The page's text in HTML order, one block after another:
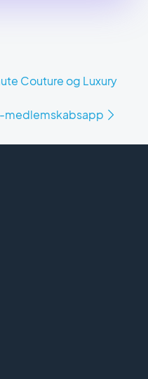
Couture og Luxury
medlemskabsapp